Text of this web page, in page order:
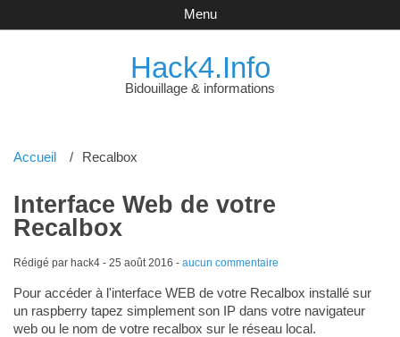
Hack4.Info
Bidouillage & informations
Menu
Accueil Recalbox
Interface Web de votre
Recalbox
Rédigé par hack4 - 25 août 2016 - aucun commentaire
Pour accéder à l'interface WEB de votre Recalbox installé sur
un raspberry tapez simplement son IP dans votre navigateur
web ou le nom de votre recalbox sur le réseau local.